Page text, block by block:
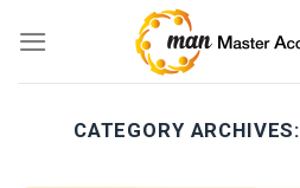
CATEGORY ARCHIVES: